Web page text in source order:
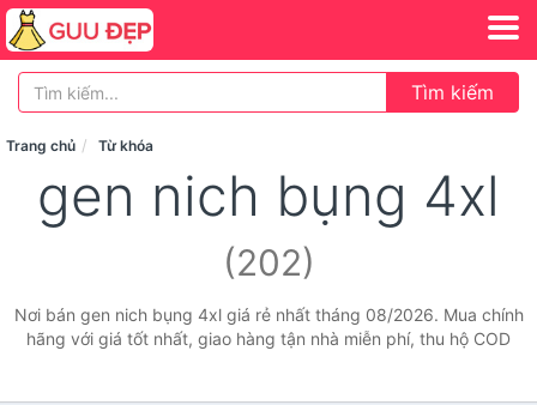
Tìm kiếm
Trang chủ Từ khóa
gen nich bụng 4xl
(202)
Nơi bán gen nich bụng 4xl giá rẻ nhất tháng 08/2026. Mua chính
hãng với giá tốt nhất, giao hàng tận nhà miễn phí, thu hộ COD